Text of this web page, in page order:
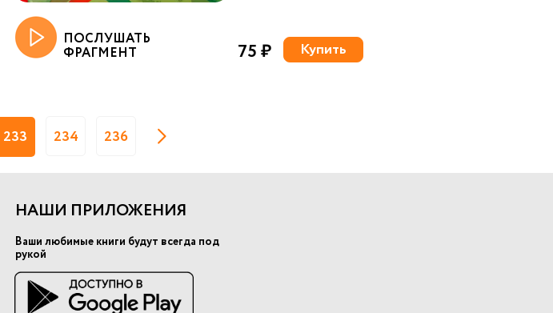
ПОСЛУШАТЬ
ФРАГМЕНТ 75 ₽ Купить
233 234 236
НАШИ ПРИЛОЖЕНИЯ
Ваши любимые книги будут всегда под
рукой